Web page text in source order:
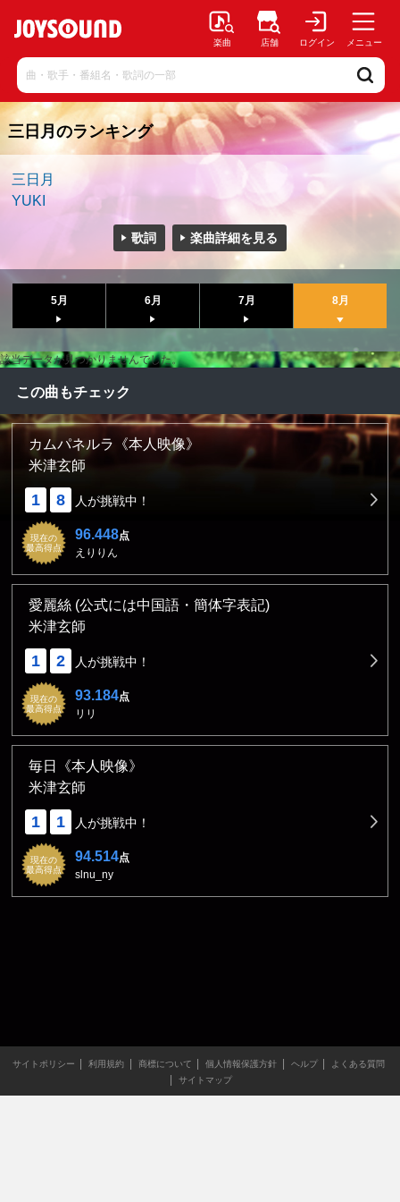
楽曲 店舗 ログイン メニュー
三日月のランキング
三日月
YUKI
歌詞 楽曲詳細を見る
5月 6月 7月 8月
該当データが見つかりませんでした。
この曲もチェック
カムパネルラ《本人映像》
米津玄師
1 8 人が挑戦中！
現在の
最高得点
96.448点
えりりん
愛麗絲 (公式には中国語・簡体字表記)
米津玄師
1 2 人が挑戦中！
現在の
最高得点
93.184点
リリ
毎日《本人映像》
米津玄師
1 1 人が挑戦中！
現在の
最高得点
94.514点
slnu_ny
サイトポリシー 利用規約 商標について 個人情報保護方針 ヘルプ
よくある質問
サイトマップ